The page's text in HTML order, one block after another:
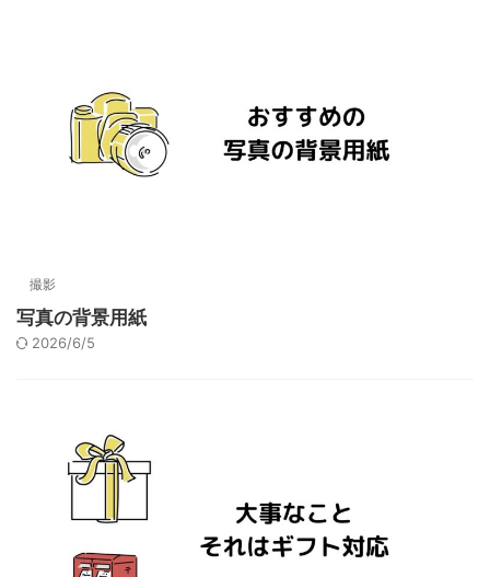
撮影
写真の背景用紙
2026/6/5